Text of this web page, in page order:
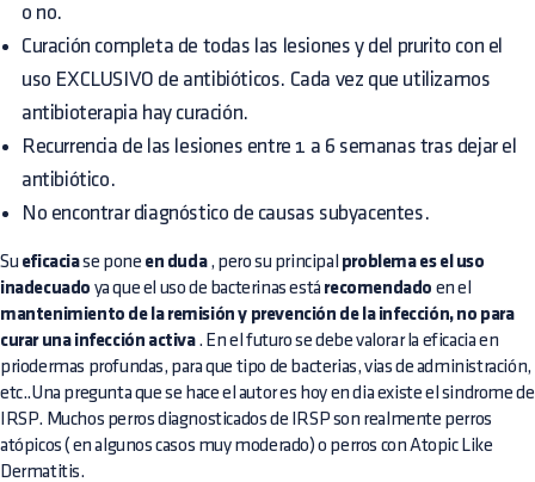
o no.
Curación completa de todas las lesiones y del prurito con el
uso EXCLUSIVO de antibióticos. Cada vez que utilizamos
antibioterapia hay curación.
Recurrencia de las lesiones entre 1 a 6 semanas tras dejar el
antibiótico.
No encontrar diagnóstico de causas subyacentes.
Su eficaciase pone en duda, pero su principal problema es el uso
inadecuado ya que el uso de bacterinas está recomendado en el
mantenimiento de la remisión y prevención de la infección, no para
curar una infección activa. En el futuro se debe valorar la eficacia en
priodermas profundas, para que tipo de bacterias, vias de administración,
etc..Una pregunta que se hace el autor es hoy en dia existe el sindrome de
IRSP. Muchos perros diagnosticados de IRSP son realmente perros
atópicos ( en algunos casos muy moderado) o perros con Atopic Like
Dermatitis.